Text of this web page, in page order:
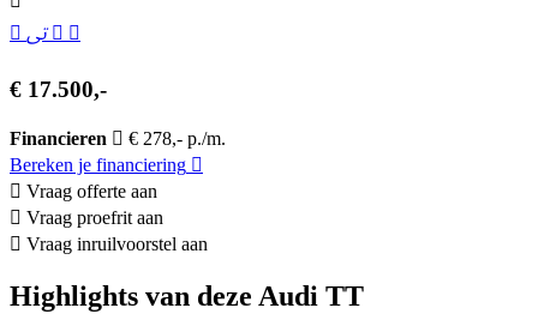
€ 17.500,-
Financieren
€ 278,- p./m.
Bereken je financiering
Vraag offerte aan
Vraag proefrit aan
Vraag inruilvoorstel aan
Highlights van deze Audi TT